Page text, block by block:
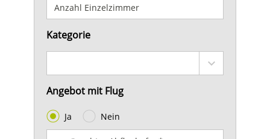
Kategorie
Angebot mit Flug
Ja Nein